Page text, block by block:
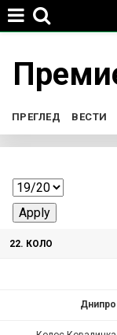
You
are
here
P
r
i
m
ПРЕГЛЕД ВЕСТИ
22. КОЛО
Днипро